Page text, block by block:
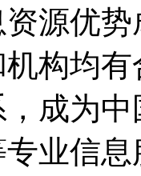
源优
构均
成为
业信